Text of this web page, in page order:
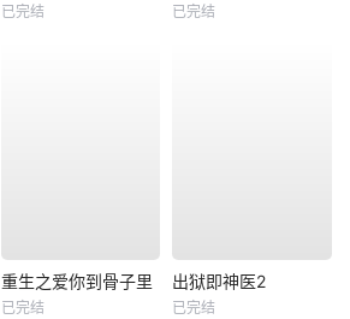
已完结 已完结
重生之爱你到骨子里
已完结
出狱即神医2
已完结